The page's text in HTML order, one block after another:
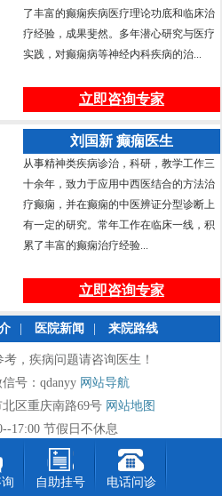
了丰富的癫痫疾病医疗理论功底和临床治
疗经验，成果斐然。多年潜心研究与医疗
实践，对癫痫病等神经内科疾病的治...
立即咨询专家
刘国新 癫痫医生
从事精神类疾病诊治，科研，教学工作三
十余年，致力于应用中西医结合的方法治
疗癫痫，并在癫痫的中医辨证分型诊断上
有一定的研究。常年工作在临床一线，积
累了丰富的癫痫治疗经验...
立即咨询专家
医院新闻 来院路线
，疾病问题请咨询医生！
号：qdanyy 网站导航
区重庆南路69号 网站地图
17:00 节假日不休息
自助挂号 电话问诊